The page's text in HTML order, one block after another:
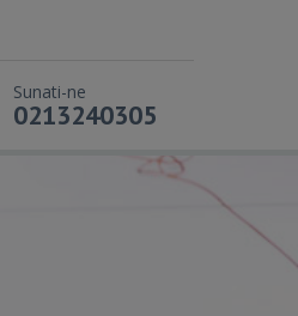
Sunati-ne
0213240305